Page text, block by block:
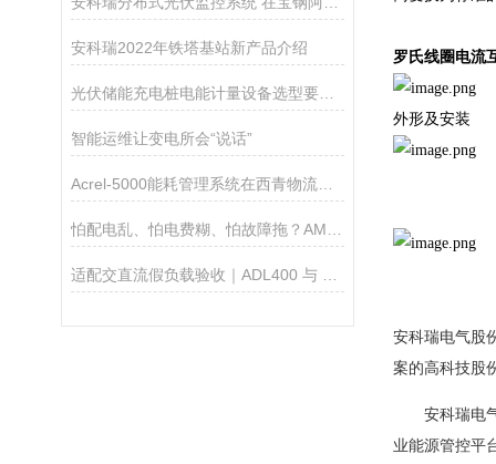
安科瑞2022年铁塔基站新产品介绍
光伏储能充电桩电能计量设备选型要点解析与方案推荐
智能运维让变电所会“说话”
Acrel-5000能耗管理系统在西青物流园仓库与附属用房的应用
罗氏线圈电流
外形及安装
安科瑞电气股
案的高科技股
安科瑞电气
业能源管控平